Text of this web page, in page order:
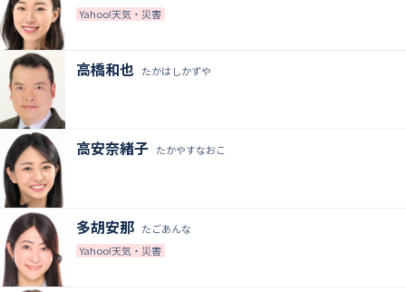
Yahoo!天気・災害
たかはしかずや
高橋和也
たかやすなおこ
高安奈緒子
たごあんな
多胡安那
Yahoo!天気・災害